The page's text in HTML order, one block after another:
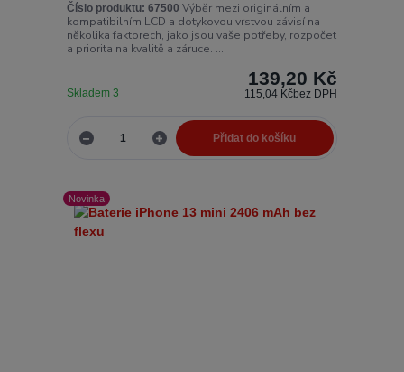
Číslo produktu: 67500 Výběr mezi originálním a
kompatibilním LCD a dotykovou vrstvou závisí na
několika faktorech, jako jsou vaše potřeby, rozpočet
a priorita na kvalitě a záruce. ...
139,20 Kč
115,04 Kčbez DPH
Skladem 3
Přidat do košíku
Novinka